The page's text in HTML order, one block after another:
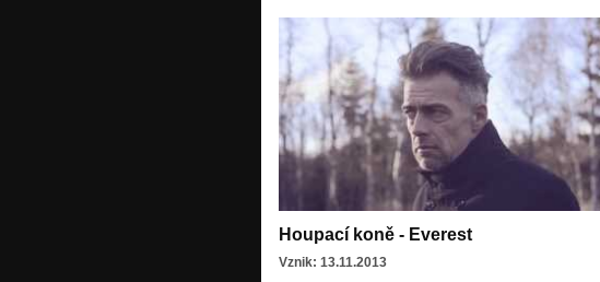
Houpací koně - Everest
Vznik: 13.11.2013